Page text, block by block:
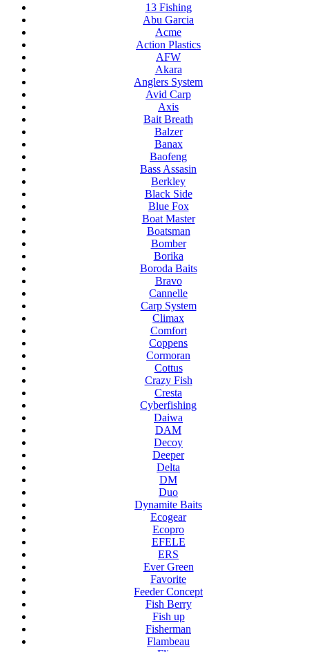
13 Fishing
Abu Garcia
Acme
Action Plastics
AFW
Akara
Anglers System
Avid Carp
Axis
Bait Breath
Balzer
Banax
Baofeng
Bass Assasin
Berkley
Black Side
Blue Fox
Boat Master
Boatsman
Bomber
Borika
Boroda Baits
Bravo
Cannelle
Carp System
Climax
Comfort
Coppens
Cormoran
Cottus
Crazy Fish
Cresta
Cyberfishing
Daiwa
DAM
Decoy
Deeper
Delta
DM
Duo
Dynamite Baits
Ecogear
Ecopro
EFELE
ERS
Ever Green
Favorite
Feeder Concept
Fish Berry
Fish up
Fisherman
Flambeau